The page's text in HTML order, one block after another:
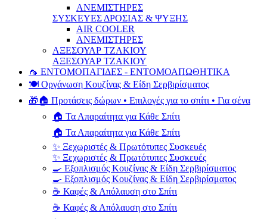
ΑΝΕΜΙΣΤΗΡΕΣ
ΣΥΣΚΕΥΕΣ ΔΡΟΣΙΑΣ & ΨΥΞΗΣ
AIR COOLER
ΑΝΕΜΙΣΤΗΡΕΣ
ΑΞΕΣΟΥΑΡ ΤΖΑΚΙΟΥ
ΑΞΕΣΟΥΑΡ ΤΖΑΚΙΟΥ
🦟 ΕΝΤΟΜΟΠΑΓΙΔΕΣ - ΕΝΤΟΜΟΑΠΩΘΗΤΙΚΑ
🍽️ Οργάνωση Κουζίνας & Είδη Σερβιρίσματος
🎁🏠 Προτάσεις δώρων • Επιλογές για το σπίτι • Για σένα
🏠 Τα Απαραίτητα για Κάθε Σπίτι
🏠 Τα Απαραίτητα για Κάθε Σπίτι
✨ Ξεχωριστές & Πρωτότυπες Συσκευές
✨ Ξεχωριστές & Πρωτότυπες Συσκευές
🍳 Εξοπλισμός Κουζίνας & Είδη Σερβιρίσματος
🍳 Εξοπλισμός Κουζίνας & Είδη Σερβιρίσματος
☕ Καφές & Απόλαυση στο Σπίτι
☕ Καφές & Απόλαυση στο Σπίτι